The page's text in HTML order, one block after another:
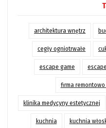
architektura wnętrz
cegły ogniotrwałe
escape game
firma
klinika medycyny estetycznej
kuchnia kuchnia